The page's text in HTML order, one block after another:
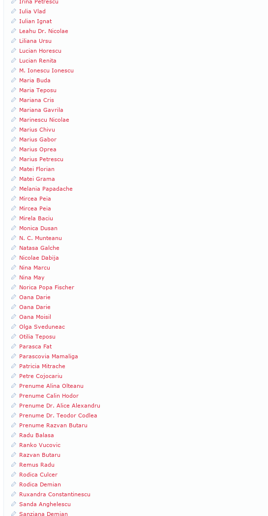
Iulia Vlad
Iulian Ignat
Leahu Dr. Nicolae
Liliana Ursu
Lucian Horescu
Lucian Renita
M. Ionescu Ionescu
Maria Buda
Maria Teposu
Mariana Cris
Mariana Gavrila
Marinescu Nicolae
Marius Chivu
Marius Gabor
Marius Oprea
Marius Petrescu
Matei Florian
Matei Grama
Melania Papadache
Mircea Peia
Mircea Peia
Mirela Baciu
Monica Dusan
N. C. Munteanu
Natasa Galche
Nicolae Dabija
Nina Marcu
Nina May
Norica Popa Fischer
Oana Darie
Oana Darie
Oana Moisil
Olga Sveduneac
Otilia Teposu
Parasca Fat
Parascovia Mamaliga
Patricia Mitrache
Petre Cojocariu
Prenume Alina Olteanu
Prenume Calin Hodor
Prenume Dr. Alice Alexandru
Prenume Dr. Teodor Codlea
Prenume Razvan Butaru
Radu Balasa
Ranko Vucovic
Razvan Butaru
Remus Radu
Rodica Culcer
Rodica Demian
Ruxandra Constantinescu
Sanda Anghelescu
Sanziana Demian